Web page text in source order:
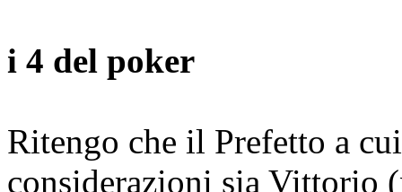
i 4 del poker
Ritengo che il Prefetto a
considerazioni sia Vittorio